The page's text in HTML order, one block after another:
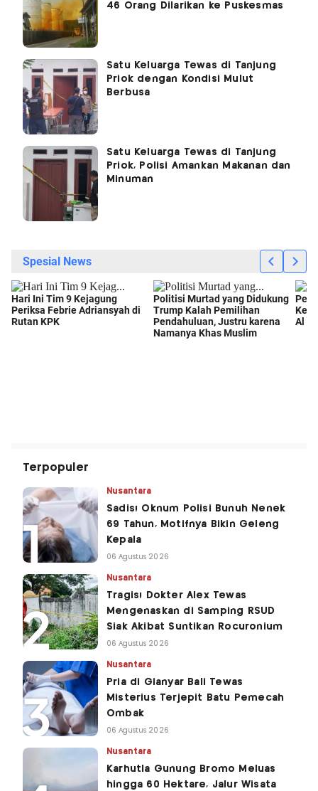
46 Orang Dilarikan ke Puskesmas
Satu Keluarga Tewas di Tanjung
Priok dengan Kondisi Mulut
Berbusa
Satu Keluarga Tewas di Tanjung
Priok, Polisi Amankan Makanan dan
Minuman
Terpopuler
Nusantara
Sadis! Oknum Polisi Bunuh Nenek
69 Tahun, Motifnya Bikin Geleng
Kepala
06 Agustus 2026
Nusantara
Tragis! Dokter Alex Tewas
Mengenaskan di Samping RSUD
Siak Akibat Suntikan Rocuronium
06 Agustus 2026
Nusantara
Pria di Gianyar Bali Tewas
Misterius Terjepit Batu Pemecah
Ombak
06 Agustus 2026
Nusantara
Karhutla Gunung Bromo Meluas
hingga 60 Hektare, Jalur Wisata